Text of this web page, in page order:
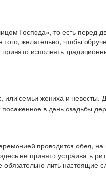
Господа», то есть перед
желательно, чтобы
исполнять
семьи жениха и невесты.
в день свадьбы
проводится обед, на
не принято устраивать
лить настоящие